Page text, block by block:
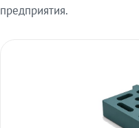
предприятия.